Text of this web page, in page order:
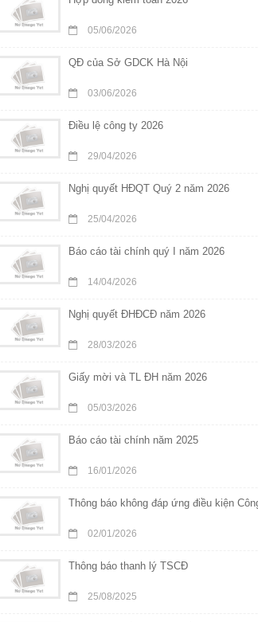
05/06/2026
QĐ của Sở GDCK Hà Nội
03/06/2026
Điều lệ công ty 2026
29/04/2026
Nghị quyết HĐQT Quý 2 năm 2026
25/04/2026
Báo cáo tài chính quý I năm 2026
14/04/2026
Nghị quyết ĐHĐCĐ năm 2026
28/03/2026
Giấy mời và TL ĐH năm 2026
05/03/2026
Báo cáo tài chính năm 2025
16/01/2026
Thông báo không đáp ứng điều kiện
02/01/2026
Thông báo thanh lý TSCĐ
25/08/2025